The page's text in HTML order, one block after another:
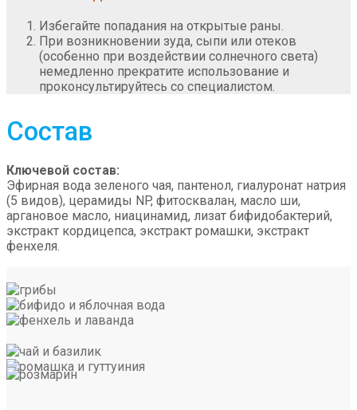
Избегайте попадания на открытые раны.
При возникновении зуда, сыпи или отеков
(особенно при воздействии солнечного света)
немедленно прекратите использование и
проконсультируйтесь со специалистом.
Состав
Ключевой состав:
Эфирная вода зеленого чая, пантенол, гиалуронат натрия
(5 видов), церамиды NP, фитосквалан, масло ши,
аргановое масло, ниацинамид, лизат бифидобактерий,
экстракт кордицепса, экстракт ромашки, экстракт
фенхеля.